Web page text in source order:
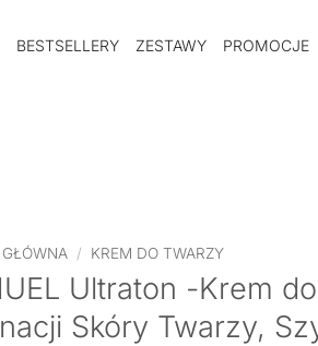
BESTSELLERY ZESTAWY PROMOCJE
/ KREM DO TWARZY
Ultraton -Krem
Skóry Twarzy,